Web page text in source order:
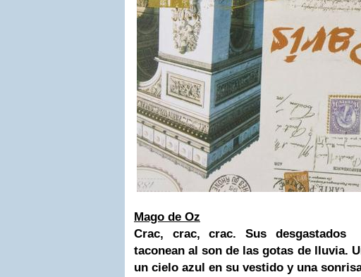
Mago de Oz
Crac, crac, crac. Sus desgastados
taconean al son de las gotas de lluvia.
un cielo azul en su vestido y una